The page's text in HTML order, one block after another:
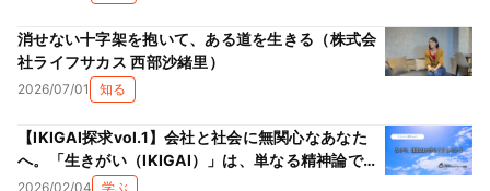
消せない十字架を抱いて、ある道を生きる（株式会
社ライフサカス 西部沙緒里）
2026/07/01 知る
【IKIGAI探求vol.1】会社と社会に無関心なあなた
へ。「生きがい（IKIGAI）」は、単なる精神論では
ない理由
2026/02/04 学ぶ